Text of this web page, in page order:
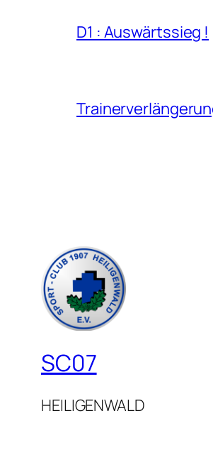
D1 : Auswärtssieg !
SC07
HEILIGENWALD